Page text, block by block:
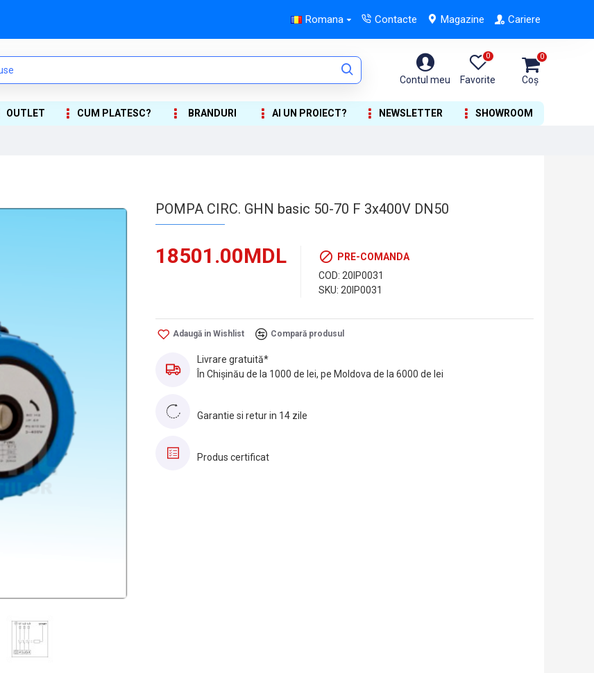
Romana Contacte Magazine Cariere
Contul meu Favorite
0
Coș
0
OUTLET CUM PLATESC? BRANDURI AI UN PROIECT? NEWSLETTER SHOWROOM
POMPA CIRC. GHN basic 50-70 F 3x400V DN50
18501.00MDL
PRE-COMANDA
COD: 20IP0031
SKU: 20IP0031
Adaugă in Wishlist Compară produsul
Livrare gratuită*
În Chișinău de la 1000 de lei, pe Moldova de la 6000 de lei
Garantie si retur in 14 zile
Produs certificat